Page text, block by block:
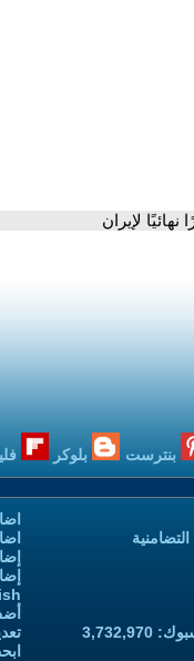
لإيران
بنترست بلوكر